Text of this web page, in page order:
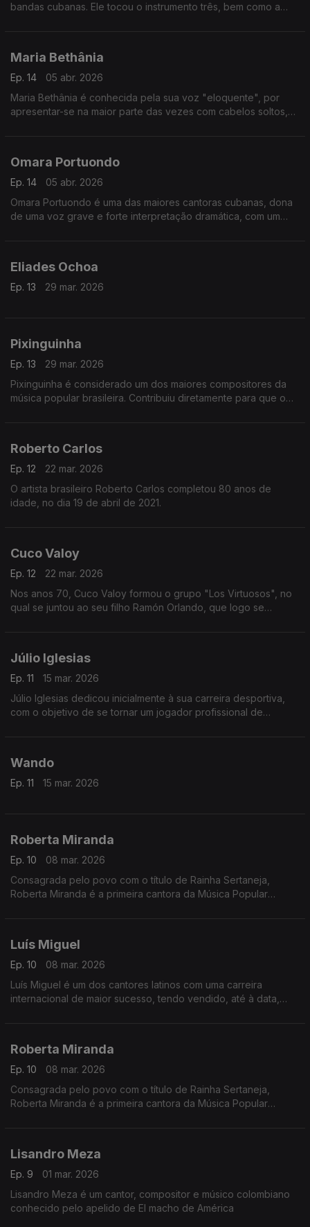
bandas cubanas. Ele tocou o instrumento três, bem como a
Maria Bethânia
Ep. 14
05 abr. 2026
Maria Bethânia é conhecida pela sua voz "eloquente", por
apresentar-se na maior parte das vezes com cabelos soltos,
Omara Portuondo
Ep. 14
05 abr. 2026
Omara Portuondo é uma das maiores cantoras cubanas, dona
de uma voz grave e forte interpretação dramática, com um
Eliades Ochoa
Ep. 13 29 mar. 2026
Pixinguinha
Ep. 13
29 mar. 2026
Pixinguinha é considerado um dos maiores compositores da
música popular brasileira. Contribuiu diretamente para que o
Roberto Carlos
Ep. 12
22 mar. 2026
O artista brasileiro Roberto Carlos completou 80 anos de
idade, no dia 19 de abril de 2021.
Cuco Valoy
Ep. 12
22 mar. 2026
Nos anos 70, Cuco Valoy formou o grupo "Los Virtuosos", no
qual se juntou ao seu filho Ramón Orlando, que logo se
Júlio Iglesias
Ep. 11
15 mar. 2026
Júlio Iglesias dedicou inicialmente à sua carreira desportiva,
com o objetivo de se tornar um jogador profissional de
Wando
Ep. 11 15 mar. 2026
Roberta Miranda
Ep. 10
08 mar. 2026
Consagrada pelo povo com o título de Rainha Sertaneja,
Roberta Miranda é a primeira cantora da Música Popular
Luís Miguel
Ep. 10
08 mar. 2026
Luís Miguel é um dos cantores latinos com uma carreira
internacional de maior sucesso, tendo vendido, até à data,
Roberta Miranda
Ep. 10
08 mar. 2026
Consagrada pelo povo com o título de Rainha Sertaneja,
Roberta Miranda é a primeira cantora da Música Popular
Lisandro Meza
Ep. 9
01 mar. 2026
Lisandro Meza é um cantor, compositor e músico colombiano
conhecido pelo apelido de El macho de América